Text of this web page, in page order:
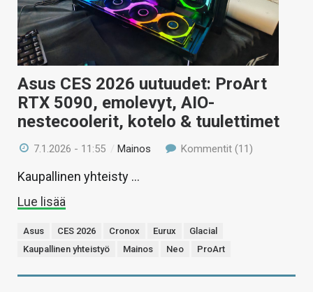
Asus CES 2026 uutuudet: ProArt
RTX 5090, emolevyt, AIO-
nestecoolerit, kotelo & tuulettimet
7.1.2026 - 11:55 /Mainos Kommentit (11)
Kaupallinen yhteisty …
Lue lisää
Asus CES 2026 Cronox Eurux
Glacial
Kaupallinen yhteistyö
Mainos Neo ProArt